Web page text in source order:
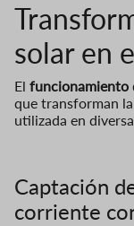
solar en
El funcionamiento
que transforman
utilizada en
Captación
corriente